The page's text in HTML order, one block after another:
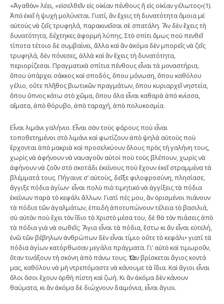
«Ἀγαθὸν» λέει, «εἰσελθεῖν εἰς οἰκίαν πένθους ἤ εἰς οἰκίαν γέλωτος»(1).
Ἀπὸ ἐκεῖ ἡ ψυχὴ μολύνεται. Γιατί, ἂν ἔχεις τὴ δυνατότητα ὅμοια μὲ
αὐτοὺς νὰ ζεῖς τρυφηλά, παρακινεῖσαι σὲ σπατάλη. Ἂν δὲν ἔχεις τὴ
δυνατότητα, δέχτηκες ἀφορμὴ λύπης. Στὸ σπίτι ὅμως ποὺ πενθεῖ
τίποτα τέτοιο δὲ συμβαίνει, ἄλλα καὶ ἂν ἀκόμα δὲν μπορεῖς νὰ ζεῖς
τρυφηλά, δὲν πόνεσες, ἀλλὰ καὶ ἂν ἔχεις τὴ δυνατότητα,
περιορίζεσαι. Πραγματικὰ σπίτια πένθους εἶναι τὰ μοναστήρια,
ὅπου ὑπάρχει σάκκος καὶ σποδός, ὅπου μόνωση, ὅπου καθόλου
γέλιο, οὔτε πλῆθος βιωτικῶν πραγμάτων, ὅπου κυριαρχεῖ νηστεία,
ὅπου ὕπνος κάτω στὸ χῶμα, ὅπου ὅλα εἶναι καθαρὰ ἀπὸ κνίσσα,
αἵματα, ἀπὸ θόρυβο, ἀπὸ ταραχή, ἀπὸ πολυκοσμία.
Εἶναι λιμάνι γαλήνιο. Εἶναι σὰν τοὺς φάρους ποὺ εἶναι
τοποθετημένοι στὸ λιμάνι καὶ φωτίζουν ἀπὸ ψηλὰ αὐτοὺς ποὺ
ἔρχονται ἀπὸ μακριὰ καὶ προσελκύουν ὅλους πρὸς τὴ γαλήνη τους,
χωρὶς νὰ ἀφήνουν νὰ ναυαγοῦν αὐτοὶ ποὺ τοὺς βλέπουν, χωρὶς νὰ
ἀφήνουν νὰ ζοῦν στὸ σκοτάδι ἐκείνους ποὺ ἔχουν ἐκεῖ στραμμένα τὰ
βλέμματά τους. Πήγαινε σ’ αὐτοὺς, δεῖξε φιλοφροσύνη, πλησίασε,
ἄγγιξε πόδια ἁγίων· εἶναι πολὺ πιὸ τιμητικὸ νὰ ἀγγίξεις τὰ πόδια
ἐκείνων παρὰ τὸ κεφάλι ἄλλων. Γιατί πές μου, ἂν ὁρισμένοι πιάνουν
τὰ πόδια τῶν ἀγαλμάτων, ἐπειδὴ ἀποτυπώνουν τέλεια τὸ βασιλιά,
σὺ αὐτὸν ποὺ ἔχει τὸν ἴδιο τὸ Χριστὸ μέσα του, δὲ θὰ τὸν πιάσεις ἀπὸ
τὰ πόδια γιὰ νὰ σωθεῖς; Ἅγια εἶναι τὰ πόδια, ἔστω κι ἂν εἶναι εὐτελή,
ἐνῶ τῶν βέβηλων ἀνθρώπων δὲν εἶναι τίμιο οὔτε τὸ κεφάλι• γιατί τὰ
πόδια ἁγίων κατόρθωσαν μεγάλα πράγματα. Γι’ αὐτὸ καὶ τιμωροῦν,
ὅταν τινάξουν τὴ σκόνη ἀπὸ πάνω τους. Ὅταν βρίσκεται ἅγιος κοντά
μας, καθόλου νὰ μὴ ντρεπόμαστε νὰ κάνουμε τὰ ἴδια. Καὶ ἅγιοι εἶναι
ὅλοι ὅσοι ἔχουν ὀρθὴ πίστη καὶ ζωή. Κι ἂν ἀκόμα δὲν κάνουν
θαύματα, κι ἂν ἀκόμα δὲ διώχνουν δαιμόνια, εἶναι ἅγιοι.